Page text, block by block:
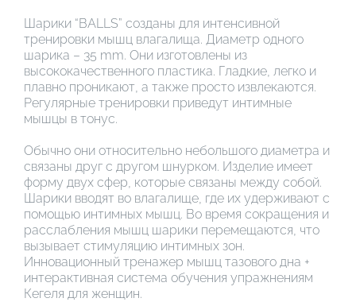
Шарики “BALLS” созданы для интенсивной
тренировки мышц влагалища. Диаметр одного
шарика – 35 mm. Они изготовлены из
высококачественного пластика. Гладкие, легко и
плавно проникают, а также просто извлекаются.
Регулярные тренировки приведут интимные
мышцы в тонус.
Обычно они относительно небольшого диаметра и
связаны друг с другом шнурком. Изделие имеет
форму двух сфер, которые связаны между собой.
Шарики вводят во влагалище, где их удерживают с
помощью интимных мышц. Во время сокращения и
расслабления мышц шарики перемещаются, что
вызывает стимуляцию интимных зон.
Инновационный тренажер мышц тазового дна +
интерактивная система обучения упражнениям
Кегеля для женщин.